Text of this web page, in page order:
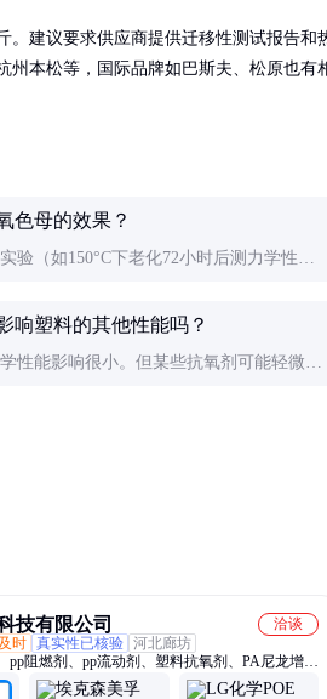
。建议要求供应商提供迁移性测试报告和
州本松等，国际品牌如巴斯夫、松原也有
色母的效果？
验（如150°C下老化72小时后测力学性能
化和力学性能下降速度也很重要。
响塑料的其他性能吗？
性能影响很小。但某些抗氧剂可能轻微影
技有限公司
洽谈
时 真实性已核验 河北廊坊
pp阻燃剂、pp流动剂、塑料抗氧剂、PA尼龙增韧
、PP聚丙增韧剂、POE塑料原料